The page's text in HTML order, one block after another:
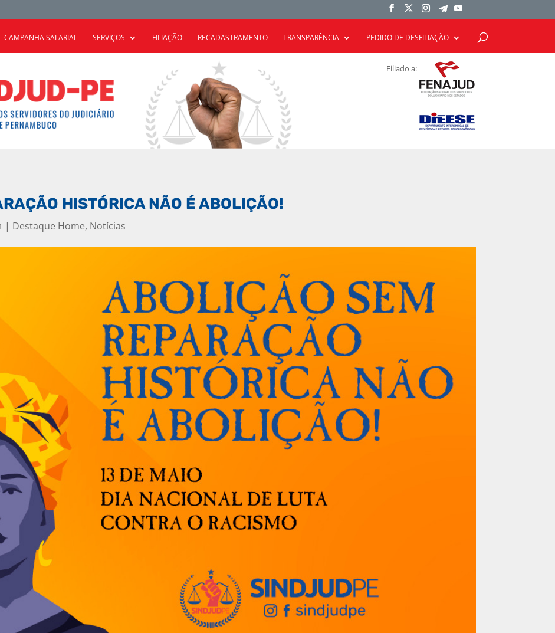
CAMPANHA SALARIAL SERVIÇOS FILIAÇÃO RECADASTRAMENTO TRANSPARÊNCIA PEDIDO DE DESFILIAÇÃO
Filiado a:
HISTÓRICA NÃO É ABOLIÇÃO!
| Destaque Home, Notícias